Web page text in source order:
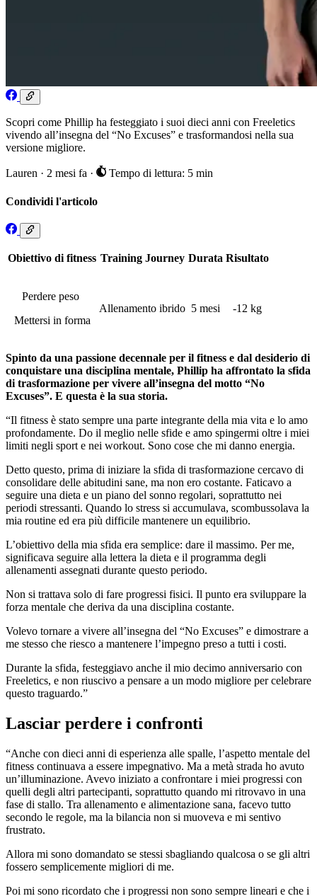
Scopri come Phillip ha festeggiato i suoi dieci anni con Freeletics
vivendo all’insegna del “No Excuses” e trasformandosi nella sua
versione migliore.
Lauren · 2 mesi fa · Tempo di lettura: 5 min
Condividi l'articolo
Obiettivo di fitness Training Journey Durata Risultato
Perdere peso
Mettersi in forma
Allenamento ibrido 5 mesi -12 kg
Spinto da una passione decennale per il fitness e dal desiderio di
conquistare una disciplina mentale, Phillip ha affrontato la sfida
di trasformazione per vivere all’insegna del motto “No
Excuses”. E questa è la sua storia.
“Il fitness è stato sempre una parte integrante della mia vita e lo amo
profondamente. Do il meglio nelle sfide e amo spingermi oltre i miei
limiti negli sport e nei workout. Sono cose che mi danno energia.
Detto questo, prima di iniziare la sfida di trasformazione cercavo di
consolidare delle abitudini sane, ma non ero costante. Faticavo a
seguire una dieta e un piano del sonno regolari, soprattutto nei
periodi stressanti. Quando lo stress si accumulava, scombussolava la
mia routine ed era più difficile mantenere un equilibrio.
L’obiettivo della mia sfida era semplice: dare il massimo. Per me,
significava seguire alla lettera la dieta e il programma degli
allenamenti assegnati durante questo periodo.
Non si trattava solo di fare progressi fisici. Il punto era sviluppare la
forza mentale che deriva da una disciplina costante.
Volevo tornare a vivere all’insegna del “No Excuses” e dimostrare a
me stesso che riesco a mantenere l’impegno preso a tutti i costi.
Durante la sfida, festeggiavo anche il mio decimo anniversario con
Freeletics, e non riuscivo a pensare a un modo migliore per celebrare
questo traguardo.”
Lasciar perdere i confronti
“Anche con dieci anni di esperienza alle spalle, l’aspetto mentale del
fitness continuava a essere impegnativo. Ma a metà strada ho avuto
un’illuminazione. Avevo iniziato a confrontare i miei progressi con
quelli degli altri partecipanti, soprattutto quando mi ritrovavo in una
fase di stallo. Tra allenamento e alimentazione sana, facevo tutto
secondo le regole, ma la bilancia non si muoveva e mi sentivo
frustrato.
Allora mi sono domandato se stessi sbagliando qualcosa o se gli altri
fossero semplicemente migliori di me.
Poi mi sono ricordato che i progressi non sono sempre lineari e che i